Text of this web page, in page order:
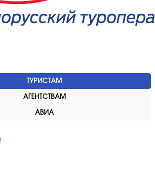
ТУРИСТАМ
АГЕНТСТВАМ
АВИА